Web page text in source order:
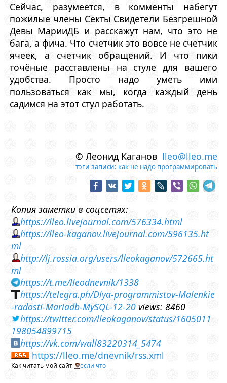
Сейчас, разумеется, в комменты набегут
пожилые члены Cекты Свидетели Безгрешной
Девы МарииДБ и расскажут нам, что это не
бага, а фича. Что счетчик это вовсе не счетчик
ячеек, а счетчик обращений. И что пики
точёные расставлены на стуле для вашего
удобства. Просто надо уметь ими
пользоваться как мы, когда каждый день
садимся на этот стул работать.
© Леонид Каганов lleo@lleo.me
тэги записи: как не надо программировать
Копия заметки в соцсетях:
https://lleo.livejournal.com/576334.html
https://lleo-kaganov.livejournal.com/596135.ht
ml
http://lj.rossia.org/users/lleokaganov/572665.ht
ml
https://t.me/lleodnevnik/1338
https://telegra.ph/Dlya-programmistov-Malenkie
-radosti-Mariadb-MySQL-12-20 views: 8460
https://twitter.com/lleokaganov/status/1605011
198054899715
https://vk.com/wall83220314_5474
https://lleo.me/dnevnik/rss.xml
Как читать мой сайт если что